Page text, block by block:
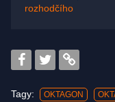
rozhodčího
Tagy: OKTAGON